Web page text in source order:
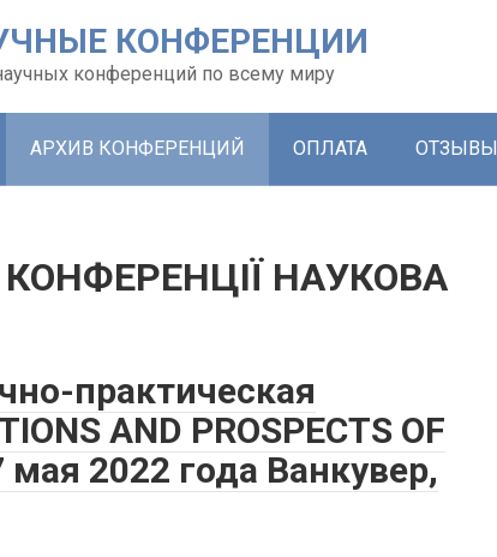
КОНФЕРЕНЦИИ
конференций по всему миру
АРХИВ КОНФЕРЕНЦИЙ ОПЛАТА ОТЗЫВЫ
НАУКОВА
практическая
AND PROSPECTS OF
мая 2022 года Ванкувер,